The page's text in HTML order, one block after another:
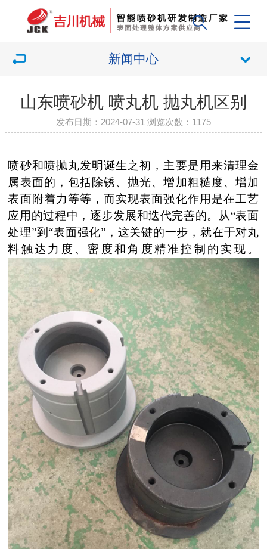
新闻中心
山东喷砂机 喷丸机 抛丸机区别
发布日期：2024-07-31 浏览次数： 1175
喷砂和喷抛丸发明诞生之初，主要是用来清理金
属表面的，包括除锈、抛光、增加粗糙度、增加
表面附着力等等，而实现表面强化作用是在工艺
应用的过程中，逐步发展和迭代完善的。从“表面
处理”到 “表面强化” ，这关键的一步，就在于对丸
料触达力度、密度和角度精准控制的实现。